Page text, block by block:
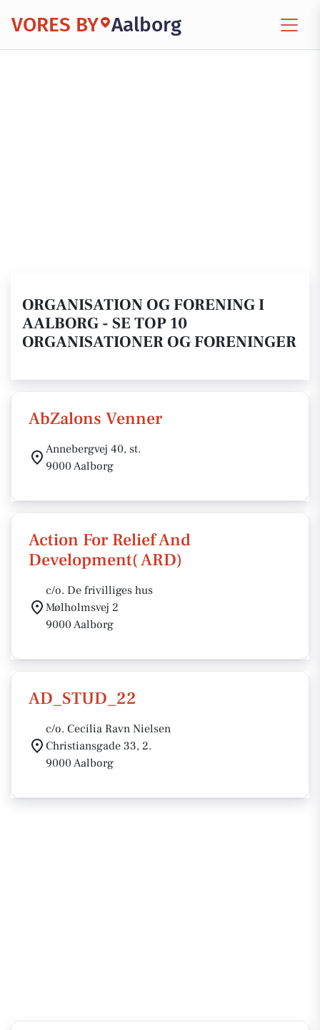
VORES BY Aalborg
ORGANISATION OG FORENING I
AALBORG - SE TOP 10
ORGANISATIONER OG FORENINGER
AbZalons Venner
Annebergvej 40, st.
9000 Aalborg
Action For Relief And
Development( ARD)
c/o. De frivilliges hus
Mølholmsvej 2
9000 Aalborg
AD_STUD_22
c/o. Cecilia Ravn Nielsen
Christiansgade 33, 2.
9000 Aalborg